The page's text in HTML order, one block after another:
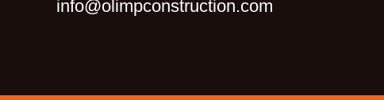
info@olimpconstruction.com